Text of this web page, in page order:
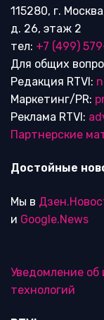
115280, г.
д. 26, этаж 2
тел: +7 (499)
Для общих
Редакция RTVI:
Маркетинг/PR:
Реклама RTVI:
Партнерские
Достойные
Мы в
и Google.News
Уведомление об
технологий